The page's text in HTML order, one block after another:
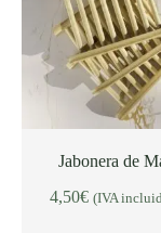
AÑADIR AL
Jabonera de
4,50€ (IVA